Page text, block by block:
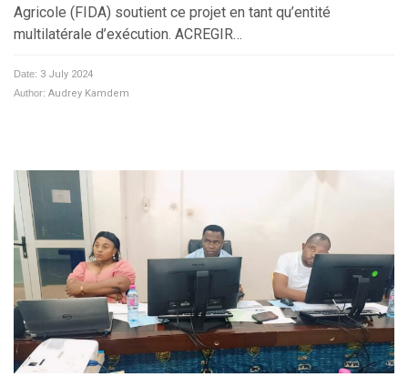
Agricole (FIDA) soutient ce projet en tant qu’entité
multilatérale d’exécution. ACREGIR…
Date: 3 July 2024
Author: Audrey Kamdem